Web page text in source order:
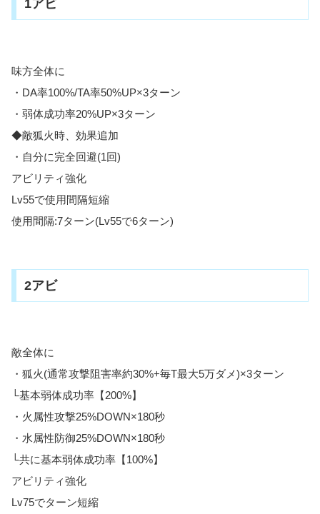
1アビ
味方全体に
・DA率100%/TA率50%UP×3ターン
・弱体成功率20%UP×3ターン
◆敵狐火時、効果追加
・自分に完全回避(1回)
アビリティ強化
Lv55で使用間隔短縮
使用間隔:7ターン(Lv55で6ターン)
2アビ
敵全体に
・狐火(通常攻撃阻害率約30%+毎T最大5万ダメ)×3ターン
└基本弱体成功率【200%】
・火属性攻撃25%DOWN×180秒
・水属性防御25%DOWN×180秒
└共に基本弱体成功率【100%】
アビリティ強化
Lv75でターン短縮